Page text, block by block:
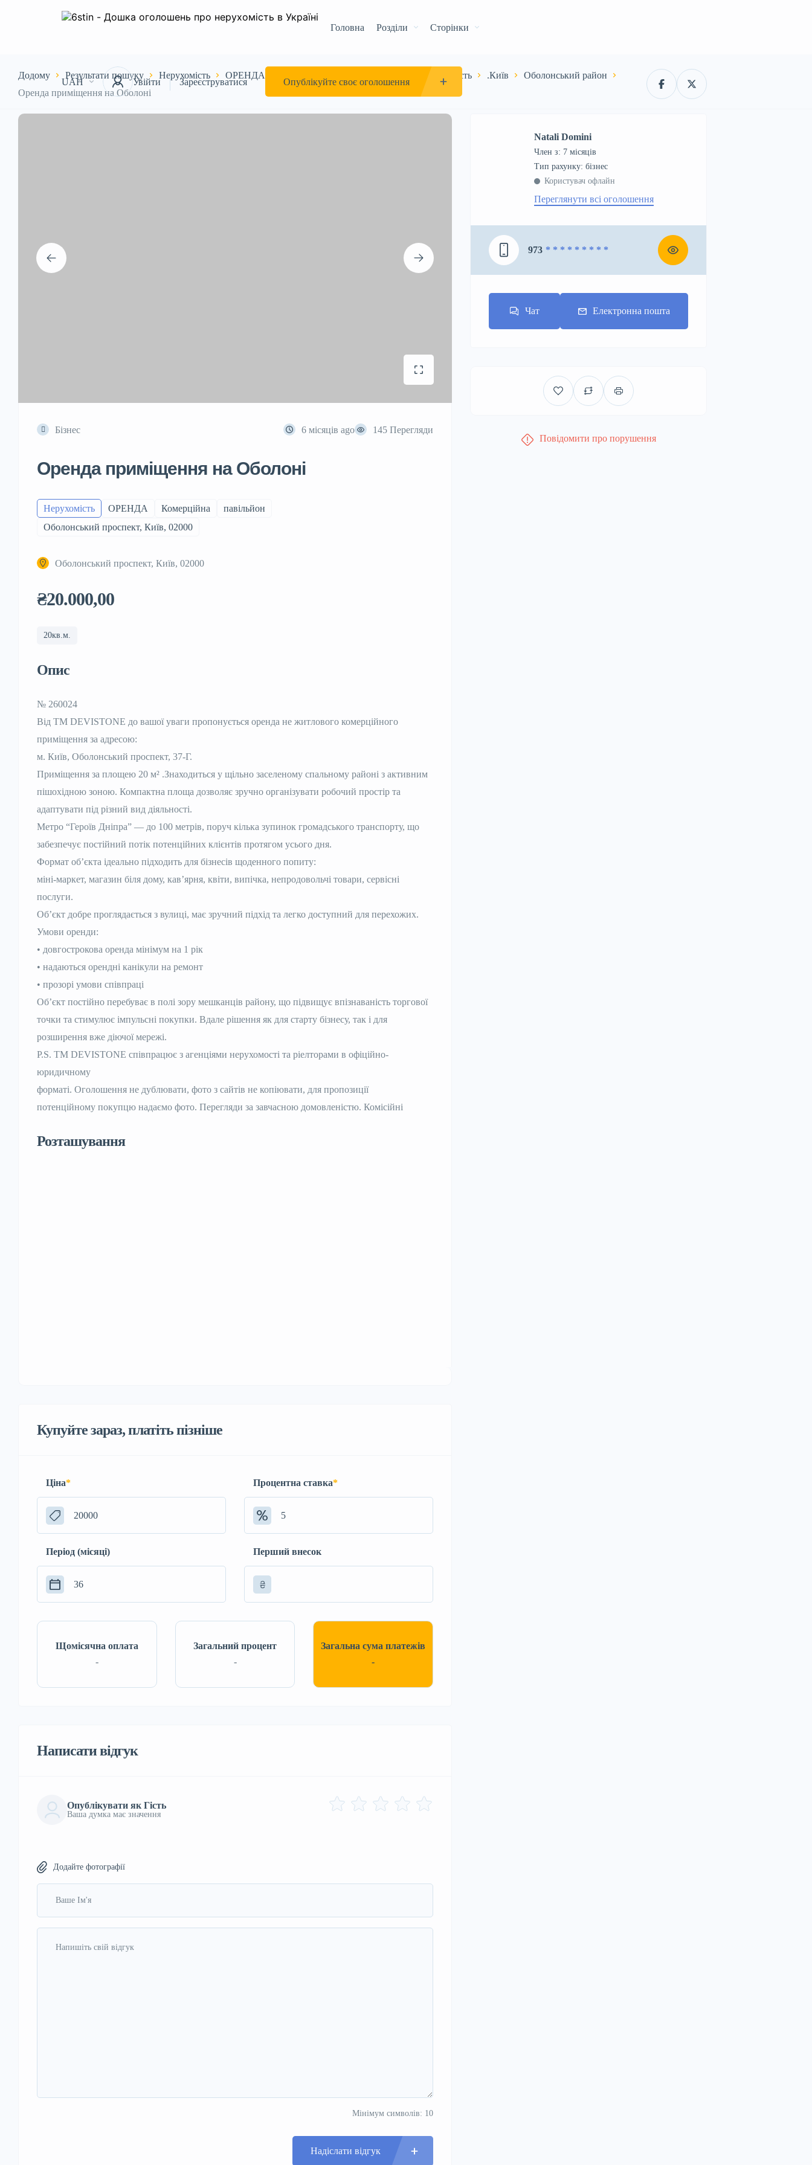
Головна Розділи Сторінки
UAH Увійти Зареєструватися Опублікуйте своє оголошення
Додому Результати пошуку Нерухомість ОРЕНДА Київська область .Київ
Оболонський район‎
Оренда приміщення на Оболоні
Бізнес 6 місяців ago 145 Перегляди
Оренда приміщення на Оболоні
Нерухомість ОРЕНДА Комерційна
павільйон
Оболонський проспект, Київ, 02000
Оболонський проспект, Київ, 02000
₴20.000,00
20кв.м.
Опис
№ 260024
Від ТМ DEVISTONE до вашої уваги пропонується оренда не житлового комерційного
приміщення за адресою:
м. Київ, Оболонський проспект, 37-Г.
Приміщення за площею 20 м² .Знаходиться у щільно заселеному спальному районі з активним
пішохідною зоною. Компактна площа дозволяє зручно організувати робочий простір та
адаптувати під різний вид діяльності.
Метро “Героїв Дніпра” — до 100 метрів, поруч кілька зупинок громадського транспорту, що
забезпечує постійний потік потенційних клієнтів протягом усього дня.
Формат об’єкта ідеально підходить для бізнесів щоденного попиту:
міні-маркет, магазин біля дому, кав’ярня, квіти, випічка, непродовольчі товари, сервісні
послуги.
Об’єкт добре проглядається з вулиці, має зручний підхід та легко доступний для перехожих.
Умови оренди:
• довгострокова оренда мінімум на 1 рік
• надаються орендні канікули на ремонт
• прозорі умови співпраці
Об’єкт постійно перебуває в полі зору мешканців району, що підвищує впізнаваність торгової
точки та стимулює імпульсні покупки. Вдале рішення як для старту бізнесу, так і для
розширення вже діючої мережі.
Р.S. ТМ DEVISTONE співпрацює з агенціями нерухомості та ріелторами в офіційно-
юридичному
форматі. Оголошення не дублювати, фото з сайтів не копіювати, для пропозиції
потенційному покупцю надаємо фото. Перегляди за завчасною домовленістю. Комісійні
Розташування
Купуйте зараз, платіть пізніше
Ціна* Процентна ставка*
Період (місяці) Перший внесок
₴
Щомісячна оплата
-
Загальний процент
-
Загальна сума платежів
-
Написати відгук
Опублікувати як Гість
Ваша думка має значення
Додайте фотографії
Мінімум символів: 10
Надіслати відгук
Natali Domini
Член з: 7 місяців
тип рахунку: бізнес
Користувач офлайн
Переглянути всі оголошення
973 * * * * * * * * *
Чат Електронна пошта
Повідомити про порушення